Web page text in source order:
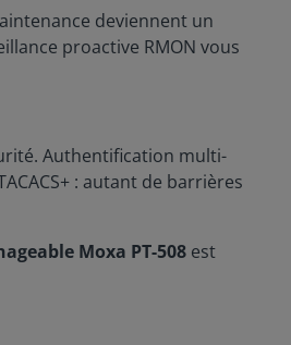
deviennent un
proactive RMON vous
Authentification multi-
: autant de barrières
Moxa PT-508 est